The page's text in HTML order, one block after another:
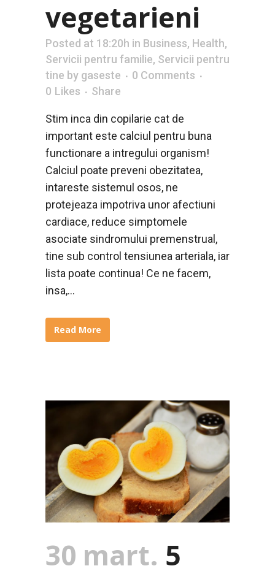
vegetarieni
Posted at 18:20h in Business, Health,
Servicii pentru familie, Servicii pentru
tine by gaseste
0 Comments
0 Likes Share
Stim inca din copilarie cat de
important este calciul pentru buna
functionare a intregului organism!
Calciul poate preveni obezitatea,
intareste sistemul osos, ne
protejeaza impotriva unor afectiuni
cardiace, reduce simptomele
asociate sindromului premenstrual,
tine sub control tensiunea arteriala, iar
lista poate continua! Ce ne facem,
insa,...
Read More
30 mart. 5